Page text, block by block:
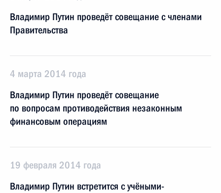
Владимир Путин проведёт совещание с членами
Правительства
4 марта 2014 года
Владимир Путин проведёт совещание
по вопросам противодействия незаконным
финансовым операциям
19 февраля 2014 года
Владимир Путин встретится с учёными-